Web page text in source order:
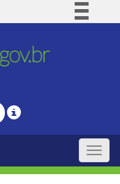
Comunica BR
Legislação
Toggle